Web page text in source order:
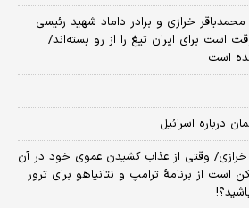
خرازی و برادر داماد شهید رئیسی
برای ایران تیغ را از رو بسته‌اند/
است
درباره اسرائیل
خرازی/ وقتی از عذاب کشیدن عموی خود در آن
است از برنامهٔ ترامپ و نتانیاهو برای ترور